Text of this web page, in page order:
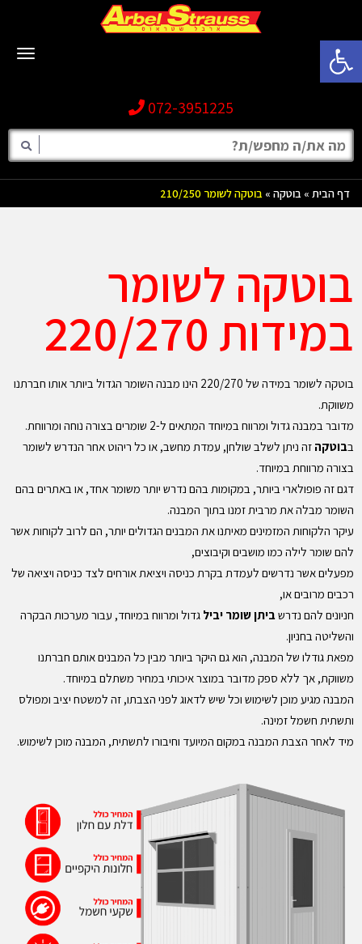
פתח סרגל נגישות
072-3951225
דף הבית » בוטקה » בוטקה לשומר 210/250
בוטקה לשומר
במידות 220/270
בוטקה לשומר במידה של 220/270 הינו מבנה השומר הגדול ביותר אותו חברתנו
משווקת.
מדובר במבנה גדול ומרווח במיוחד המתאים ל-2 שומרים בצורה נוחה ומרווחת.
בבוטקה זה ניתן לשלב שולחן, עמדת מחשב, או כל ריהוט אחר הנדרש לשומר
בצורה מרווחת במיוחד.
דגם זה פופולארי ביותר, במקומות בהם נדרש יותר משומר אחד, או באתרים בהם
השומר מבלה את מרבית זמנו בתוך המבנה.
עיקר הלקוחות המזמינים מאיתנו את המבנים הגדולים יותר, הם לרוב לקוחות אשר
להם שומר לילה כמו מושבים וקיבוצים,
מפעלים אשר נדרשים לעמדת בקרת כניסה ויציאת אורחים לצד כניסה ויציאה של
רכבים מרובים או,
חניונים להם נדרשביתן שומר יביל גדול ומרווח במיוחד, עבור מערכות הבקרה
והשליטה בחניון.
מפאת גודלו של המבנה, הוא גם היקר ביותר מבין כל המבנים אותם חברתנו
משווקת, אך ללא ספק מדובר במוצר איכותי במחיר משתלם במיוחד.
המבנה מגיע מוכן לשימוש וכל שיש לדאוג לפני הצבתו, זה למשטח יציב ומפולס
ותשתית חשמל זמינה.
מיד לאחר הצבת המבנה במקום המיועד וחיבורו לתשתית, המבנה מוכן לשימוש.